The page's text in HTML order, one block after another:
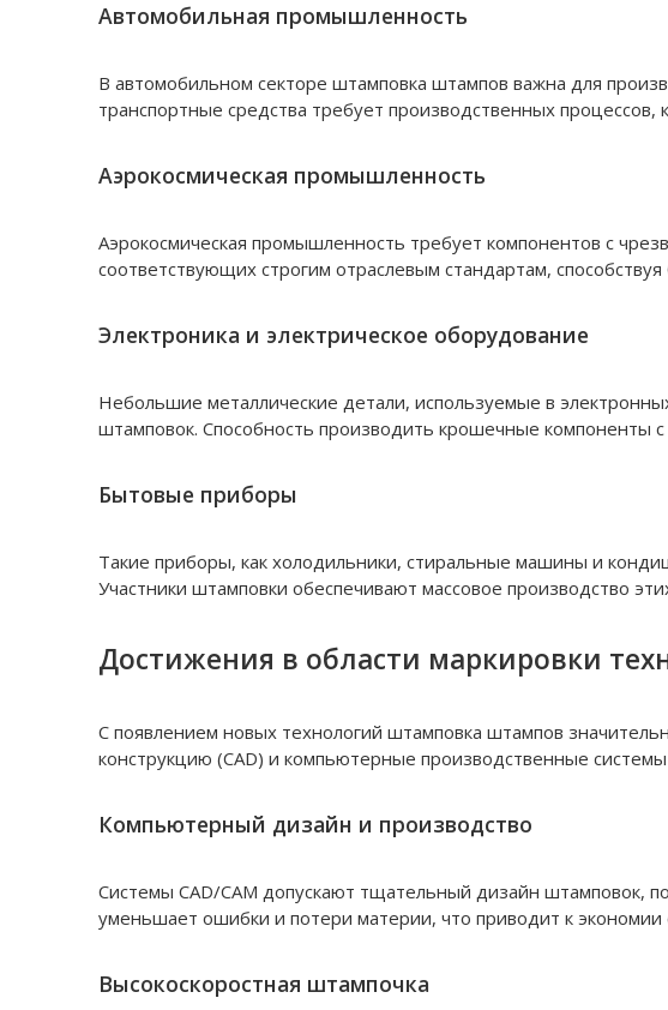
Автомобильная промышленность
В автомобильном секторе штамповка штампов важна для
транспортные средства требует производственных
Аэрокосмическая промышленность
Аэрокосмическая промышленность требует компонентов с
соответствующих строгим отраслевым стандартам,
Электроника и электрическое оборудование
Небольшие металлические детали, используемые в
штамповок. Способность производить крошечные компоненты
Бытовые приборы
Такие приборы, как холодильники, стиральные машины и
Участники штамповки обеспечивают массовое производство
Достижения в области маркировки
С появлением новых технологий штамповка штампов
конструкцию (CAD) и компьютерные производственные
Компьютерный дизайн и производство
Системы CAD/CAM допускают тщательный дизайн штамповок,
уменьшает ошибки и потери материи, что приводит к
Высокоскоростная штампочка